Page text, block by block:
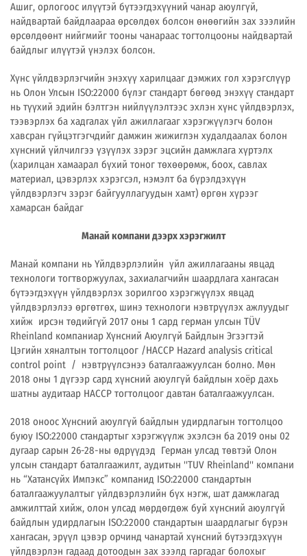
Ашиг, орлогоос илүүтэй бүтээгдэхүүний чанар аюулгүй,
найдвартай байдлаараа өрсөлдөх болсон өнөөгийн зах зээлийн
өрсөлдөөнт нийгмийг тооны чанараас тогтолцооны найдвартай
байдлыг илүүтэй үнэлэх болсон.
Хүнс үйлдвэрлэгчийн энэхүү харилцааг дэмжих гол хэрэгслүүр
нь Олон Улсын ISO:22000 бүлэг стандарт бөгөөд энэхүү стандарт
нь түүхий эдийн бэлтгэн нийлүүлэлтээс эхлэн хүнс үйлдвэрлэх,
тээвэрлэх ба хадгалах үйл ажиллагааг хэрэгжүүлэгч болон
хавсран гүйцэтгэгчдийг дамжин жижиглэн худалдаалах болон
хүнсний үйлчилгээ үзүүлэх зэрэг эцсийн дамжлага хүртэлх
(харилцан хамаарал бүхий тоног төхөөрөмж, боох, савлах
материал, цэвэрлэх хэрэгсэл, нэмэлт ба бүрэлдэхүүн
үйлдвэрлэгч зэрэг байгууллагуудын хамт) өргөн хүрээг
хамарсан байдаг
Манай компани дээрх хэрэгжилт
Манай компани нь Үйлдвэрлэлийн үйл ажиллагааны явцад
технологи тогтворжуулах, захиалагчийн шаардлага хангасан
бүтээгдэхүүн үйлдвэрлэх зорилгоо хэрэгжүүлэх явцад
үйлдвэрлэлээ өргөтгөх, шинэ технологи нэвтрүүлэх ажлуудыг
хийж ирсэн төдийгүй 2017 оны 1 сард герман улсын TÜV
Rheinland компаниар Хүнсний Аюулгүй Байдлын Эгзэгтэй
Цэгийн хяналтын тогтолцоог /НАССР Hazard analysis сritical
control point / нэвтрүүлсэнээ баталгаажуулсан болно. Мөн
2018 оны 1 дүгээр сард хүнсний аюулгүй байдлын хоёр дахь
шатны аудитаар HACCP тогтолцоог давтан баталгаажуулсан.
2018 оноос Хүнсний аюулгүй байдлын удирдлагын тогтолцоо
буюу ISO:22000 стандартыг хэрэгжүүлж эхэлсэн ба 2019 оны 02
дугаар сарын 26-28-ны өдрүүдэд Герман улсад төвтэй Олон
улсын стандарт баталгаажилт, аудитын ''TUV Rheinland'' компани
нь “Хатансүйх Импэкс” компанид ISO:22000 стандартын
баталгаажуулалтыг үйлдвэрлэлийн бүх нэгж, шат дамжлагад
амжилттай хийж, олон улсад мөрдөгдөж буй хүнсний аюулгүй
байдлын удирдлагын ISO:22000 стандартын шаардлагыг бүрэн
хангасан, эрүүл цэвэр орчинд чанартай хүнсний бүтээгдэхүүн
үйлдвэрлэн гадаад дотоодын зах зээлд гаргадаг болохыг